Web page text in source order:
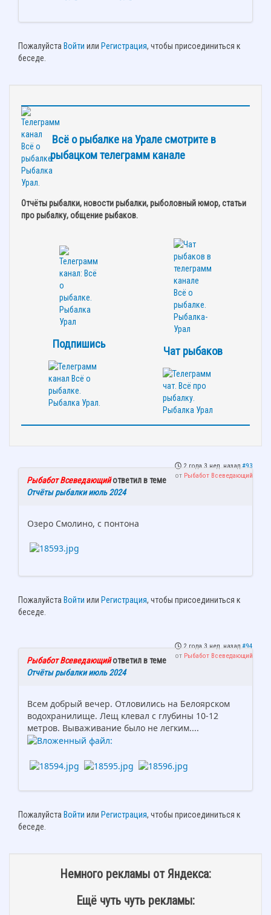
Пожалуйста Войти или Регистрация, чтобы присоединиться к
беседе.
Всё о рыбалке на Урале смотрите в
рыбацком телеграмм канале
Отчёты рыбалки, новости рыбалки, рыболовный юмор, статьи
про рыбалку, общение рыбаков.
Подпишись
Чат рыбаков
2 года 3 нед. назад #93
от Рыбабот Всеведающий
Рыбабот Всеведающийответил в теме
Отчёты рыбалки июль 2024
Озеро Смолино, с понтона
Пожалуйста Войти или Регистрация, чтобы присоединиться к
беседе.
2 года 3 нед. назад #94
от Рыбабот Всеведающий
Рыбабот Всеведающийответил в теме
Отчёты рыбалки июль 2024
Всем добрый вечер. Отловились на Белоярском
водохранилище. Лещ клевал с глубины 10-12
метров. Вываживание было не легким....
Пожалуйста Войти или Регистрация, чтобы присоединиться к
беседе.
Немного рекламы от Яндекса:
Ещё чуть чуть рекламы: